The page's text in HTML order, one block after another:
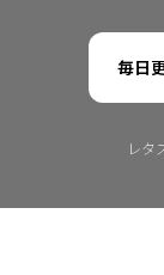
毎日
レタ